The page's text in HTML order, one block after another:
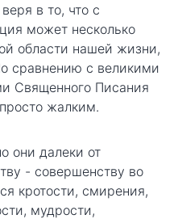
в то, что с
может несколько
области нашей жизни,
сравнению с великими
Священного Писания
жалким.
они далеки от
- совершенству во
кротости, смирения,
мудрости,